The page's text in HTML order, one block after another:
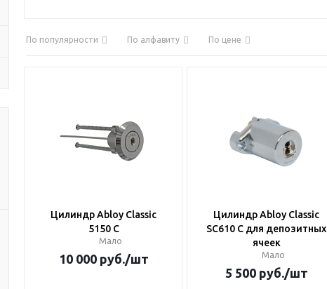
По популярности По алфавиту По цене
Цилиндр Abloy Classic
5150 C
Мало
10 000руб./шт
Цилиндр Abloy Classic
SC610 C для депозитных
ячеек
Мало
5 500руб./шт